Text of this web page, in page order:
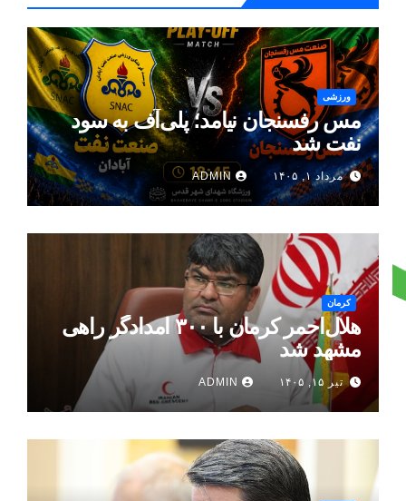
ورزشی
مس رفسنجان نیامد؛ پلی‌آف به سود
نفت شد
مرداد ۱, ۱۴۰۵ ADMIN
کرمان
هلال‌احمر کرمان با ۳۰۰ امدادگر راهی
مشهد شد
تیر ۱۵, ۱۴۰۵ ADMIN